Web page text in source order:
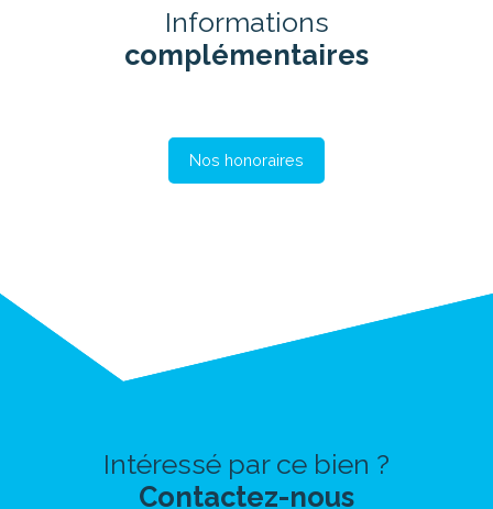
Informations
complémentaires
Nos honoraires
Intéressé par ce bien ?
Contactez-nous